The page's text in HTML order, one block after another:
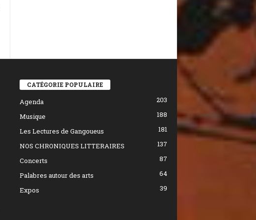
CATÉGORIE POPULAIRE
Agenda
203
Musique
188
Les Lectures de Gangoueus
181
NOS CHRONIQUES LITTERAIRES
137
Concerts
87
Palabres autour des arts
64
Expos
39